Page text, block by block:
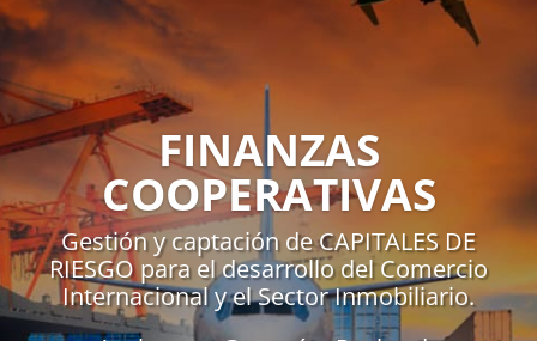
GESTIÓN TRADER
(IMPORT - EXPORT)
En el sector de Alimentación,
Construcción, Minería e Hidrocarburos,
con intermediación financiera de
PERUEXPORT COOP o en Convenio.